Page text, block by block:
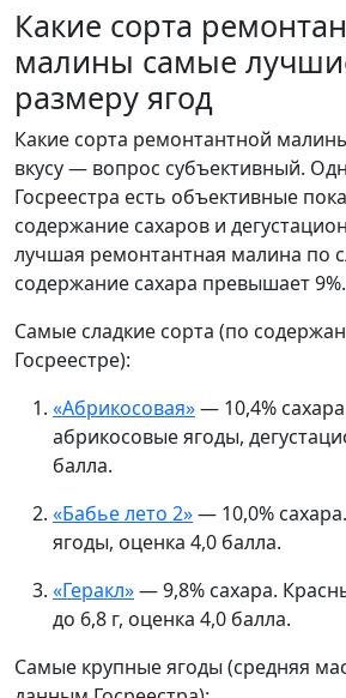
Какие сорта
малины самые
размеру ягод
Какие сорта ремонтантной
вкусу — вопрос субъективный.
Госреестра есть объективные
содержание сахаров и
лучшая ремонтантная малина по
содержание сахара превышает 9%.
Самые сладкие сорта (по
Госреестре):
«Абрикосовая»— 10,4%
абрикосовые ягоды,
балла.
«Бабье лето 2»— 10,0%
ягоды, оценка 4,0 балла.
«Геракл»— 9,8% сахара.
до 6,8 г, оценка 4,0 балла.
Самые крупные ягоды (средняя